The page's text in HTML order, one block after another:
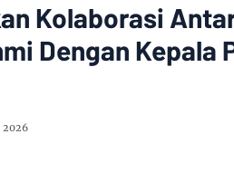
Kolaborasi
Dengan Kepala
2026